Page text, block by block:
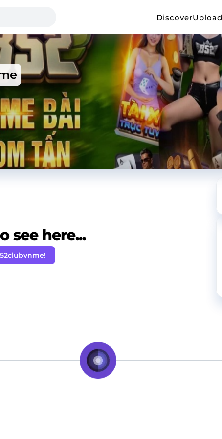
DiscoverUpload
see here...